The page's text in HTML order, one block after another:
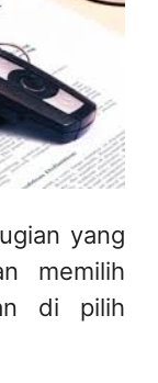
yang
memilih
di pilih